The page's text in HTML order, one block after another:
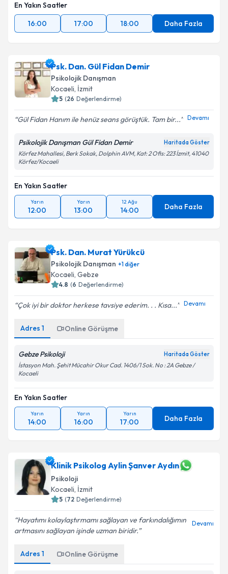
En Yakın Saatler
16:00
17:00 18:00 Daha Fazla
Psk. Dan. Gül Fidan Demir
Psikolojik Danışman
Kocaeli, İzmit
5 (26 Değerlendirme)
Gül Fidan Hanım ile henüz seans görüştük. Tam bir... Devamı
Psikolojik Danışman Gül Fidan Demir Haritada Göster
Körfez Mahallesi, Berk Sokak, Dolphin AVM, Kat: 2 Ofis: 223 İzmit, 41040
Körfez/Kocaeli
En Yakın Saatler
Yarın
12:00
Yarın
13:00
12 Ağu
14:00 Daha Fazla
Psk. Dan. Murat Yürükcü
Psikolojik Danışman +1diğer
Kocaeli, Gebze
4.8 (6 Değerlendirme)
Çok iyi bir doktor herkese tavsiye ederim. . . Kısa... Devamı
Adres 1 Online Görüşme
Gebze Psikoloji Haritada Göster
İstasyon Mah. Şehit Mücahir Okur Cad. 1406/1 Sok. No : 2A Gebze /
Kocaeli
En Yakın Saatler
Yarın
14:00
Yarın
16:00
Yarın
17:00 Daha Fazla
Klinik Psikolog Aylin Şanver Aydın
Psikoloji
Kocaeli, İzmit
5 (72 Değerlendirme)
Hayatımı kolaylaştırmamı sağlayan ve farkındalığımın
artmasını sağlayan işinde uzman biridir.
Devamı
Adres 1 Online Görüşme